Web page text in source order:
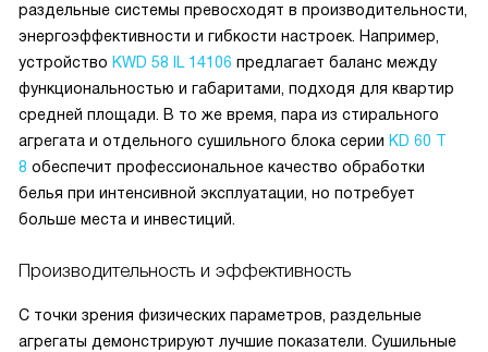
раздельные системы превосходят в производительности,
энергоэффективности и гибкости настроек. Например,
устройство KWD 58 IL 14106 предлагает баланс между
функциональностью и габаритами, подходя для квартир
средней площади. В то же время, пара из стирального
агрегата и отдельного сушильного блока серии KD 60 T
8 обеспечит профессиональное качество обработки
белья при интенсивной эксплуатации, но потребует
больше места и инвестиций.
Производительность и эффективность
С точки зрения физических параметров, раздельные
агрегаты демонстрируют лучшие показатели. Сушильные